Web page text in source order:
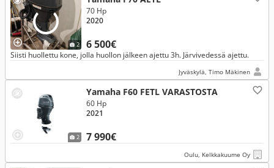
2 6 500€
70 Hp
2020
Siisti huollettu kone, jolla huollon jälkeen ajettu 3h. Järvivedessä ajettu.
Jyväskylä, Timo Mäkinen
2
Yamaha F60 FETL VARASTOSTA
7 990€
60 Hp
2021
Oulu, Kelkkakuume Oy